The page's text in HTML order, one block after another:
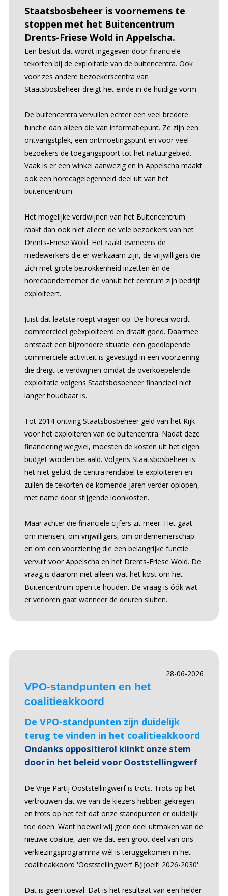
Staatsbosbeheer is voornemens te
stoppen met het Buitencentrum
Drents-Friese Wold in Appelscha.
Een besluit dat wordt ingegeven door financiële
tekorten bij de exploitatie van de buitencentra. Ook
voor zes andere bezoekerscentra van
Staatsbosbeheer dreigt het einde in de huidige vorm.
De buitencentra vervullen echter een veel bredere
functie dan alleen die van informatiepunt. Ze zijn een
ontvangstplek, een ontmoetingspunt en voor veel
bezoekers de toegangspoort tot het natuurgebied.
Vaak is er een winkel aanwezig en in Appelscha maakt
ook een horecagelegenheid deel uit van het
buitencentrum.
Het mogelijke verdwijnen van het Buitencentrum
raakt dan ook niet alleen de vele bezoekers van het
Drents-Friese Wold. Het raakt eveneens de
medewerkers die er werkzaam zijn, de vrijwilligers die
zich met grote betrokkenheid inzetten én de
horecaondernemer die vanuit het centrum zijn bedrijf
exploiteert.
Juist dat laatste roept vragen op. De horeca wordt
commercieel geëxploiteerd en draait goed. Daarmee
ontstaat een bijzondere situatie: een goedlopende
commerciële activiteit is gevestigd in een voorziening
die dreigt te verdwijnen omdat de overkoepelende
exploitatie volgens Staatsbosbeheer financieel niet
langer houdbaar is.
Tot 2014 ontving Staatsbosbeheer geld van het Rijk
voor het exploiteren van de buitencentra. Nadat deze
financiering wegviel, moesten de kosten uit het eigen
budget worden betaald. Volgens Staatsbosbeheer is
het niet gelukt de centra rendabel te exploiteren en
zullen de tekorten de komende jaren verder oplopen,
met name door stijgende loonkosten.
Maar achter die financiële cijfers zit meer. Het gaat
om mensen, om vrijwilligers, om ondernemerschap
en om een voorziening die een belangrijke functie
vervult voor Appelscha en het Drents-Friese Wold. De
vraag is daarom niet alleen wat het kost om het
Buitencentrum open te houden. De vraag is óók wat
er verloren gaat wanneer de deuren sluiten.
28-06-2026
VPO-standpunten en het
coalitieakkoord
De VPO-standpunten zijn duidelijk
terug te vinden in het coalitieakkoord
Ondanks oppositierol klinkt onze stem
door in het beleid voor Ooststellingwerf
De Vrije Partij Ooststellingwerf is trots. Trots op het
vertrouwen dat we van de kiezers hebben gekregen
en trots op het feit dat onze standpunten er duidelijk
toe doen. Want hoewel wij geen deel uitmaken van de
nieuwe coalitie, zien we dat een groot deel van ons
verkiezingsprogramma wél is teruggekomen in het
coalitieakkoord 'Ooststellingwerf B(l)oeit! 2026-2030'.
Dat is geen toeval. Dat is het resultaat van een helder